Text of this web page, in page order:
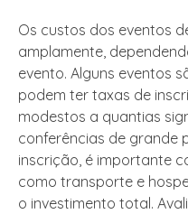
Os custos dos eventos
amplamente,
evento. Alguns eventos
podem ter taxas de
modestos a quantias
conferências de grande
inscrição, é importante
como transporte e
o investimento total.